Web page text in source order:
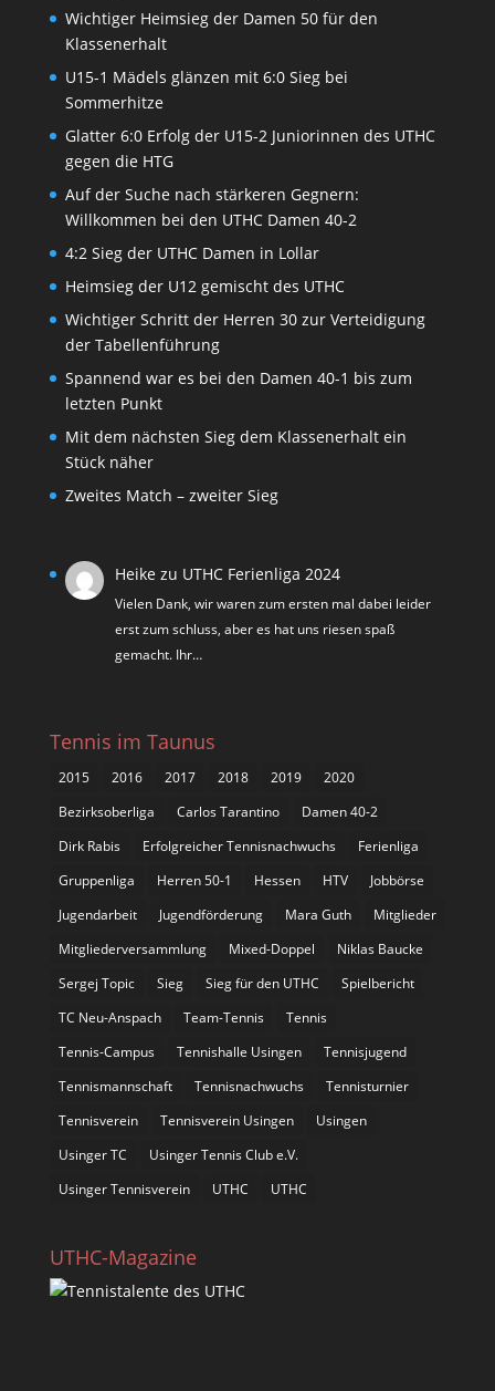
Wichtiger Heimsieg der Damen 50 für den
Klassenerhalt
U15-1 Mädels glänzen mit 6:0 Sieg bei
Sommerhitze
Glatter 6:0 Erfolg der U15-2 Juniorinnen des UTHC
gegen die HTG
Auf der Suche nach stärkeren Gegnern:
Willkommen bei den UTHC Damen 40-2
4:2 Sieg der UTHC Damen in Lollar
Heimsieg der U12 gemischt des UTHC
Wichtiger Schritt der Herren 30 zur Verteidigung
der Tabellenführung
Spannend war es bei den Damen 40-1 bis zum
letzten Punkt
Mit dem nächsten Sieg dem Klassenerhalt ein
Stück näher
Zweites Match – zweiter Sieg
Heike zu UTHC Ferienliga 2024
Vielen Dank, wir waren zum ersten mal dabei leider
erst zum schluss, aber es hat uns riesen spaß
gemacht. Ihr…
Tennis im Taunus
2015 2016 2017 2018 2019
2020
Bezirksoberliga
Carlos Tarantino
Damen 40-2
Dirk Rabis
Erfolgreicher Tennisnachwuchs
Ferienliga
Gruppenliga
Herren 50-1 Hessen HTV
Jobbörse
Jugendarbeit
Jugendförderung Mara Guth
Mitglieder
Mitgliederversammlung
Mixed-Doppel
Niklas Baucke
Sergej Topic
Sieg Sieg für den UTHC
Spielbericht
TC Neu-Anspach
Team-Tennis
Tennis
Tennis-Campus
Tennishalle Usingen
Tennisjugend
Tennismannschaft
Tennisnachwuchs
Tennisturnier
Tennisverein
Tennisverein Usingen
Usingen
Usinger TC
Usinger Tennis Club e.V.
Usinger Tennisverein
UTHC UTHC
UTHC-Magazine